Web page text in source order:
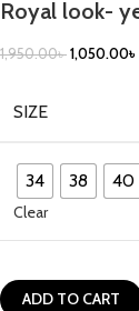
Royal look-
1,950.00৳1,050.00৳
SIZE
34 38 40
Clear
ADD TO CART